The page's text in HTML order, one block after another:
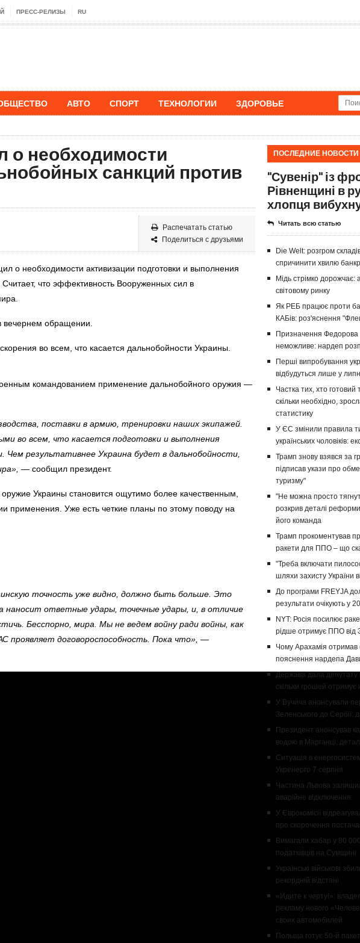
ПРЕСС-РЕЛИЗЫ RU
АВТО СПОРТ ТЕХНОЛОГИИ ЗДОРОВЬЕ
о необходимости
санкций против
Распечатать статью
Поделиться с друзьями
о необходимости активизации подготовки и выполнения
что эффективность Вооруженных сил в
вечернем обращении.
во всем, что касается дальнобойности Украины.
командованием применение дальнобойного оружия —
поставки в армию, тренировки наших экипажей.
во всем, что касается подготовки и выполнения
Чем результативнее Украина будет в дальнобойности,
— сообщил президент.
Украины становится ощутимо более качественным,
применения. Уже есть четкие планы по этому поводу на
точность уже видно, должно быть больше. Это
наносит ответные удары, точечные удары, и, в отличие
Бесспорно, мира. Мы не ведем войну ради войны, как
проявляет договороспособность. Пока что», —
ПОСЛЕДНИЕ НОВОСТИ
"Сувенір" із
Рівненщині в
хлопця
Читать всю статью
Die Welt: розгром
спричинити хвилю
Мідь стрімко дорожчає:
світовому ринку
Як РЕБ працює проти
КАБів: роз'яснення
Призначення Федорова
неможливе: нардеп
Перші випробування
відбудуться лише у
Частка тих, хто готовий
скільки необхідно,
статистику
У ЄС змінили правила
українських чоловіків:
Трамп знову взявся за
підписав укази про
туризму"
"Не можна просто
розкрив деталі реформи
його команда
Трамп прокоментував
ракети для ППО – що
"Треба включати
шляхи захисту України
До програми FREYJA
результати очікують у
NYT: Росія посилює
рідше отримує ППО від
Чому Арахамія
пояснення нардепа
Держава дала депутату
скільки грошей
У Вучича анонсували
Зеленського до Сербії:
Президент анонсував
водою в Марганці:
Ситуація в
Укренерго 7 серпня
Частина Львова
аварійне відключення
У Єврокомісії
про скорочення
Вимагали хабар у 80
податківців на Сумщині
Українські військові
рекордній відстані
«Идите к черту!»:
рекламу нового
своих автомобилей
Польща готує 50-й